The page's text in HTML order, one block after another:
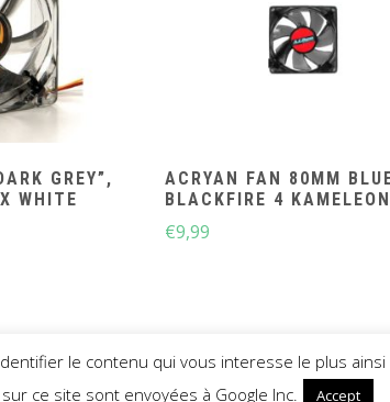
GREY”,
WHITE
ACRYAN FAN 80MM
BLACKFIRE 4
€9,99
THEME: SHOP ELITE BY
le contenu qui vous interesse le plus
ce site sont envoyées à Google Inc.
Accept